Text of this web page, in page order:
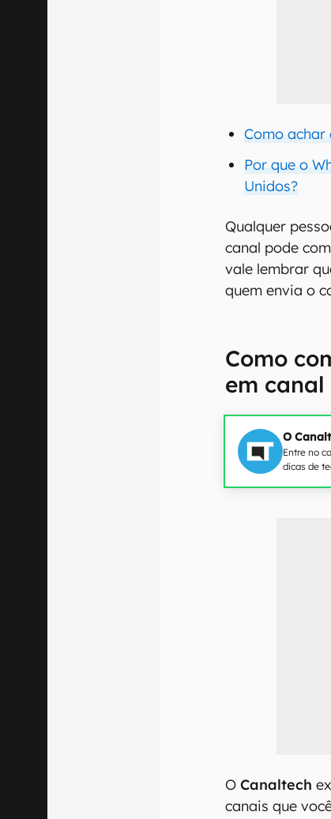
Como achar
Por que o
Unidos?
Qualquer
canal pode
vale lembrar
quem envia o
Como
em
O
Entre no
dicas de
OCanaltech
canais que